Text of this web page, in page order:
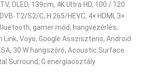
OLED, 139cm, 4K Ultra HD, 100 / 120
T2/S2/C, H.265/HEVC, 4× HDMI, 3×
gamer mód, hangvezérlés,
Link, Voyo, Google Asszisztens, Android
30 W hangszóró, Acoustic Surface
Surround, G energiaosztály